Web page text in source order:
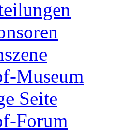
Museum
Seite
Forum